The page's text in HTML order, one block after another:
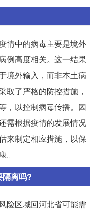
情中的病毒主要是境外
例高度相关。这一结果
境外输入，而非本土病
取了严格的防控措施，
，以控制病毒传播。因
需根据疫情的发展情况
来制定相应措施，以保
隔离吗?
险区域回河北省可能需